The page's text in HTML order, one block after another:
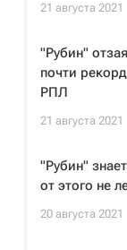
21 августа 2021
"Рубин"
почти
РПЛ
21 августа 2021
"Рубин"
от этого не
20 августа 2021